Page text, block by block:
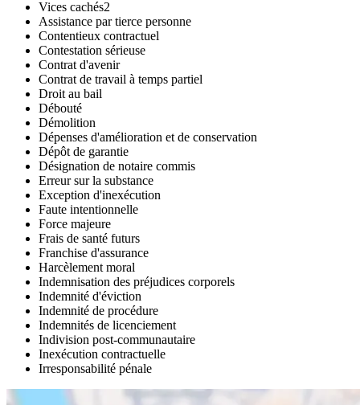
Vices cachés2
Assistance par tierce personne
Contentieux contractuel
Contestation sérieuse
Contrat d'avenir
Contrat de travail à temps partiel
Droit au bail
Débouté
Démolition
Dépenses d'amélioration et de conservation
Dépôt de garantie
Désignation de notaire commis
Erreur sur la substance
Exception d'inexécution
Faute intentionnelle
Force majeure
Frais de santé futurs
Franchise d'assurance
Harcèlement moral
Indemnisation des préjudices corporels
Indemnité d'éviction
Indemnité de procédure
Indemnités de licenciement
Indivision post-communautaire
Inexécution contractuelle
Irresponsabilité pénale